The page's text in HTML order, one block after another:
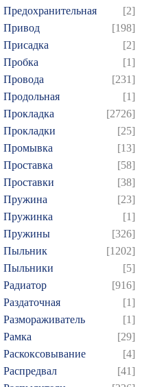
Предохранительная
[2]
Привод
[198]
Присадка
[2]
Пробка
[1]
Провода
[231]
Продольная
[1]
Прокладка
[2726]
Прокладки
[25]
Промывка
[13]
Проставка
[58]
Проставки
[38]
Пружина
[23]
Пружинка
[1]
Пружины
[326]
Пыльник
[1202]
Пыльники
[5]
Радиатор
[916]
Раздаточная
[1]
Размораживатель
[1]
Рамка
[29]
Раскоксовывание
[4]
Распредвал
[41]